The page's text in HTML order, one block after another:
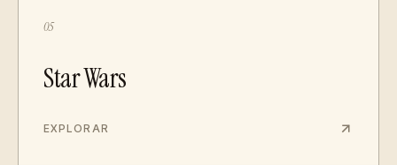
05
Star Wars
EXPLORAR